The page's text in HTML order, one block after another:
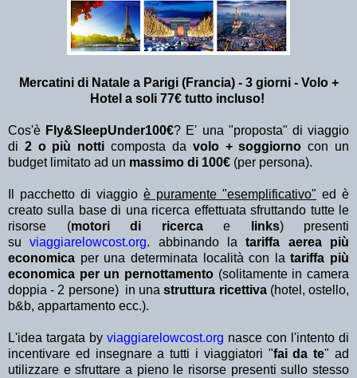
Mercatini di Natale a Parigi (Francia) - 3 giorni - Volo +
Hotel a soli 77€ tutto incluso!
Cos'è Fly&SleepUnder100€? E' una "proposta" di viaggio
di 2 o più notticomposta da volo + soggiorno con un
budget limitato ad un massimo di 100€ (per persona).
Il pacchetto di viaggio è puramente "esemplificativo" ed è
creato sulla base di una ricerca effettuata sfruttando tutte le
risorse (motori di ricerca e links) presenti
suviaggiarelowcost.org. abbinando la tariffa aerea più
economica per una determinata località con latariffa più
economica per un pernottamento (solitamente in camera
doppia - 2 persone) in unastruttura ricettiva(hotel, ostello,
b&b, appartamento ecc.).
L'idea targata by viaggiarelowcost.org nasce con l'intento di
incentivare ed insegnare a tutti i viaggiatori "fai da te" ad
utilizzare e sfruttare a pieno le risorse presenti sullo stesso